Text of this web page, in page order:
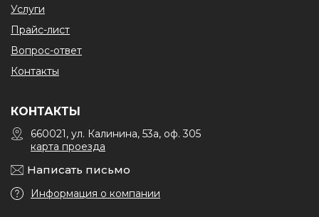
Услуги
Прайс-лист
Вопрос-ответ
Контакты
КОНТАКТЫ
660021, ул. Калинина, 53а, оф. 305
карта проезда
Написать письмо
Информация о компании